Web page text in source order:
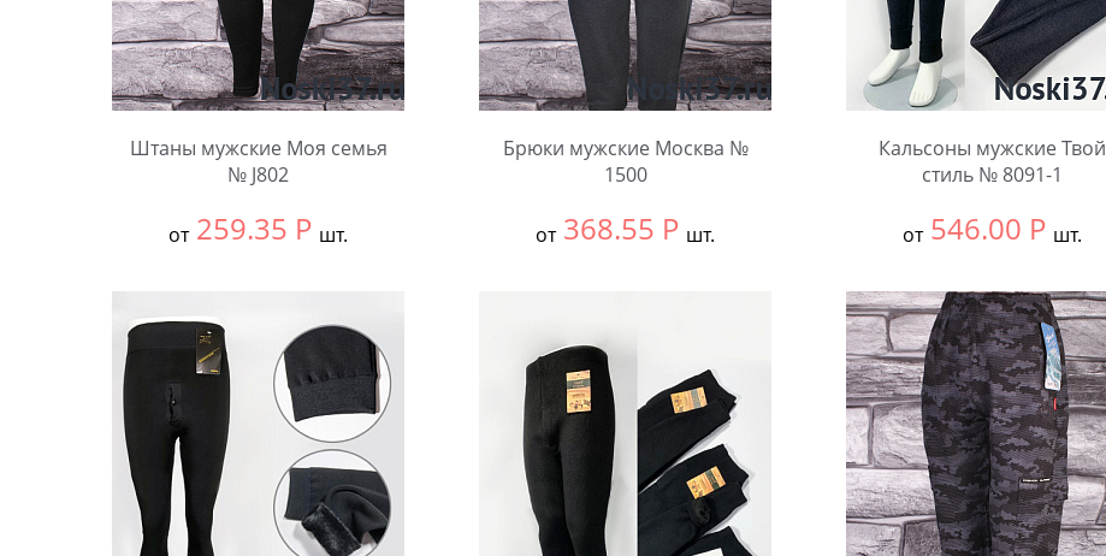
Штаны мужские Моя семья
№ J802
от 259.35 Р шт.
Количество:
Брюки мужские Москва №
1500
от 368.55 Р шт.
Количество:
Кальсоны мужские Твой
стиль № 8091-1
от 546.00 Р шт.
Количество: